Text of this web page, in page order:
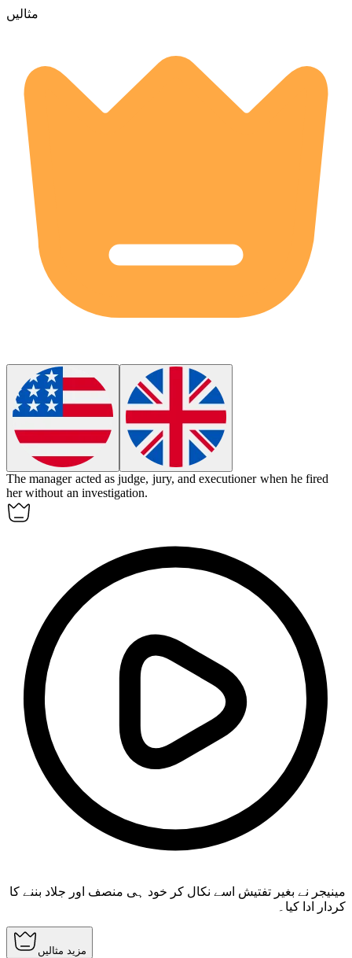
مثالیں
The manager acted as judge, jury, and executioner when he fired
her without an investigation.
مینیجر نے بغیر تفتیش اسے نکال کر خود ہی منصف اور جلاد بننے کا
کردار ادا کیا۔
مزید مثالیں